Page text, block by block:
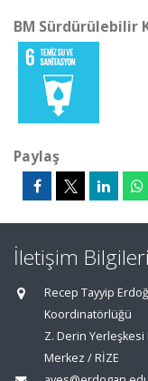
BM Sürdürülebilir
Paylaş
İletişim Bilgileri
Recep Tayyip
Koordinatörlüğü
Z. Derin
Merkez / RİZE